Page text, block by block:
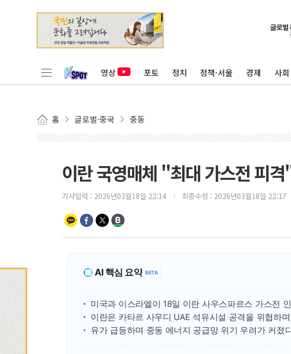
영상 포토 정치 정책·서울 경제 사회
홈 글로벌·중국 중동
이란 국영매체 "최대 가스전 피
기사입력 : 2026년03월18일 22:14 최종수정 : 2026년03월18일 22:17
AI 핵심 요약 BETA
미국과 이스라엘이 18일 이란 사우스파르스 가스전
이란은 카타르 사우디 UAE 석유시설 공격을 위협하
유가 급등하며 중동 에너지 공급망 위기 우려가 커졌